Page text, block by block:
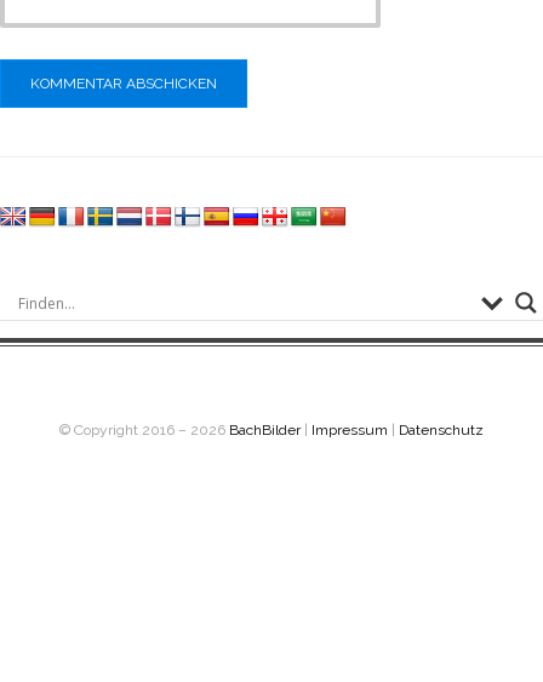
© Copyright 2016 – 2026 BachBilder| Impressum Datenschutz